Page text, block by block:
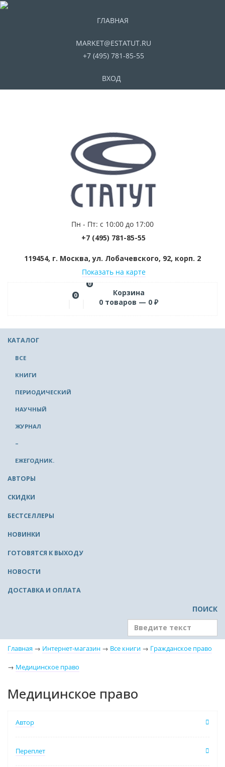
ГЛАВНАЯ
MARKET@ESTATUT.RU
+7 (495) 781-85-55
ВХОД
Пн - Пт: с 10:00 до 17:00
+7 (495) 781-85-55
119454, г. Москва, ул. Лобачевского, 92, корп. 2
Показать на карте
0
0
Корзина
0 товаров — 0 ₽
КАТАЛОГ
ВСЕ
КНИГИ
ПЕРИОДИЧЕСКИЙ
НАУЧНЫЙ
ЖУРНАЛ
–
ЕЖЕГОДНИК.
АВТОРЫ
СКИДКИ
БЕСТСЕЛЛЕРЫ
НОВИНКИ
ГОТОВЯТСЯ К ВЫХОДУ
НОВОСТИ
ДОСТАВКА И ОПЛАТА
ПОИСК
Главная → Интернет-магазин → Все книги → Гражданское право
→ Медицинское право
Медицинское право
Автор
Переплет